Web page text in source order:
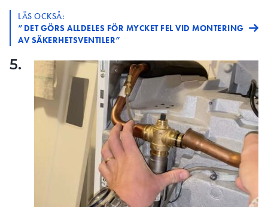
LÄS OCKSÅ:
”DET GÖRS ALLDELES FÖR MYCKET FEL VID MONTERING
AV SÄKERHETSVENTILER”
5.